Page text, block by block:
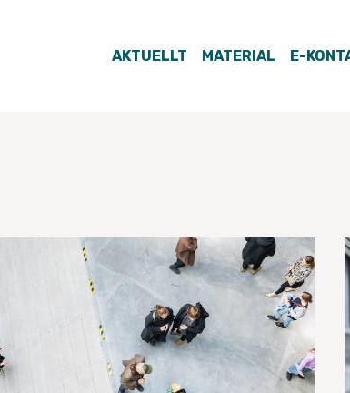
AKTUELLT MATERIAL E-